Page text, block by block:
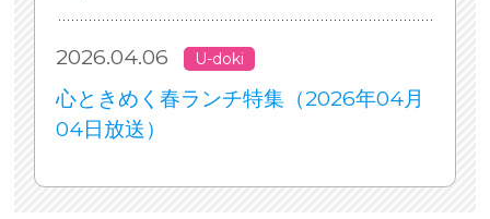
2026.04.06 U-doki
心ときめく春ランチ特集（2026年04月
04日放送）